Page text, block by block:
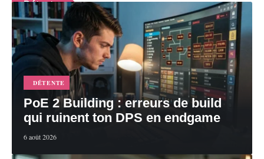
Détente En voir plus
DÉTENTE
PoE 2 Building : erreurs de build
qui ruinent ton DPS en endgame
6 août 2026